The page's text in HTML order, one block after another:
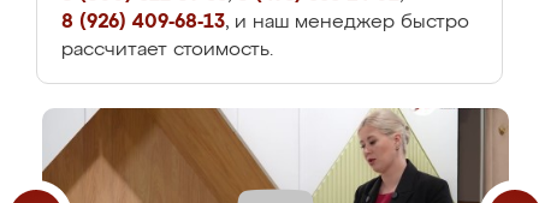
8 (926) 409-68-13, и наш менеджер быстро
рассчитает стоимость.